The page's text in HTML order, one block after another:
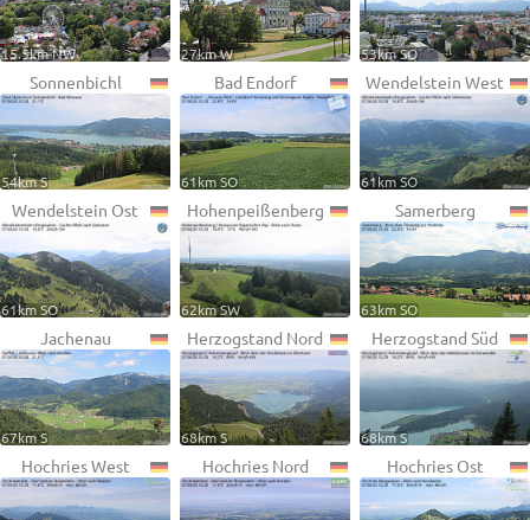
15.5km NW 27km W 53km SO
Sonnenbichl
54km S
Bad Endorf
61km SO
Wendelstein West
61km SO
Wendelstein Ost
61km SO
Hohenpeißenberg
62km SW
Samerberg
63km SO
Jachenau
67km S
Herzogstand Nord
68km S
Herzogstand Süd
68km S
Hochries West Hochries Nord Hochries Ost